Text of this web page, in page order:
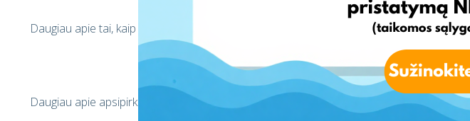
Daugiau apie tai, kaip apsipirkti JK, skaitykite čia.[Link to FAQ]
Daugiau apie apsipirkimą JAV skaitykite čia. [Link to FAQ]